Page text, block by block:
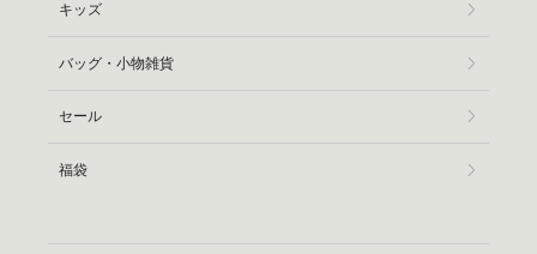
キッズ
バッグ・小物雑貨
セール
福袋